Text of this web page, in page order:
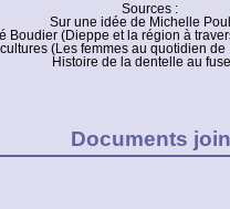
Sources :
Sur une idée de Michelle
Boudier (Dieppe et la région à
(Les femmes au quotidien
Histoire de la dentelle au
Documents